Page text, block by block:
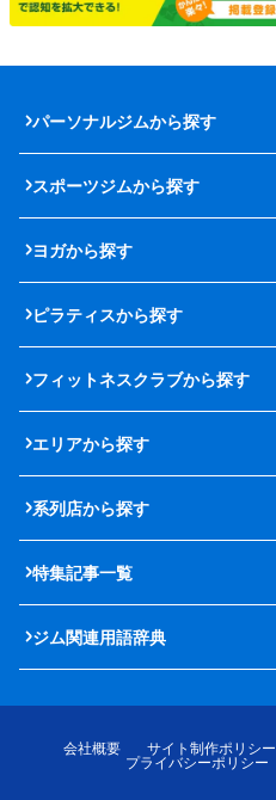
パーソナルジムから探す
スポーツジムから探す
ヨガから探す
ピラティスから探す
フィットネスクラブから探す
エリアから探す
系列店から探す
特集記事一覧
ジム関連用語辞典
会社概要 サイト制作ポリシー
プライバシーポリシー